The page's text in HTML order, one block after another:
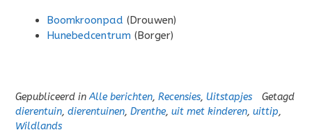
Boomkroonpad (Drouwen)
Hunebedcentrum (Borger)
Gepubliceerd inAlle berichten, Recensies, Uitstapjes
Getagd
dierentuin, dierentuinen, Drenthe, uit met kinderen, uittip,
Wildlands